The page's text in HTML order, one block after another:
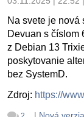
Na svete je
Devuan s číslom
z Debian 13
poskytovanie
bez SystemD.
Zdroj: https://